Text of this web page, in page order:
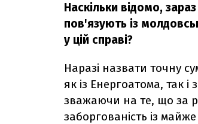
Наскільки відомо,
пов'язують із
у цій справі?
Наразі назвати точну
як із Енергоатома, так і
зважаючи на те, що за
заборгованість із